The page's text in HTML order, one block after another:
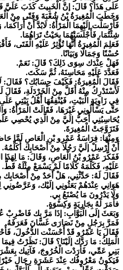
عَلَى هَذَا؟ قَالَ: إنَّ الْخَبِيثَ كَذَبَ عَلَيَّ
وَخَطَبَ الْمُغِيرَةُ بْنُ شُعْبَةَ وَفَتًى مِنْ
فَأَرْسَلْت إلَيْهِمَا الْمَرْأَةُ: لَابُدَّ أَنْ
شِئْتُمَا، فَأَجْلَسَتْهُمَا بِحَيْثُ تَرَاهُمَا.
فَعَلِمَ الْمُغِيرَةُ أَنَّهَا تُؤْثِرُ عَلَيْهِ الْفَتَى،
حُسْنًا وَجَمَالًا وَبَيَانًا.
فَهَلْ عِنْدَك سِوَى ذَلِكَ؟ قَالَ: نَعَمْ.
فَعَدَّدَ عَلَيْهِ مَحَاسِنَهُ، ثُمَّ سَكَتَ.
فَقَالَ الْمُغِيرَةُ: فَكَيْفَ حِسَابُك؟
لَأَسْتَدْرِكُ مِنْهُ أَقَلَّ مِنْ الْخَرْدَلَةِ، فَقَالَ
فِي زَاوِيَةِ الْبَيْتِ، فَيُنْفِقُهَا أَهْلُ بَيْتِي
حَتَّى يَسْأَلُونِي غَيْرَهَا، فَقَالَتْ الْمَرْأَةُ:
يُحَاسِبُنِي أَحَبُّ إلَيَّ مِنْ الَّذِي يُحْصِي
فَتَزَوَّجَتْ الْمُغِيرَةَ.
وَمِنْهَا: فِرَاسَةُ عَمْرِو بْنِ الْعَاصِ لَمَّا
أَنْ أَرْسِلْ إلَيَّ رَجُلًا مِنْ أَصْحَابِك أُكَلِّمُهُ.
فَفَكَّرَ عَمْرُو بْنُ الْعَاصِ، وَقَالَ: مَا
عَلَيْهِ، فَكَلَّمَهُ كَلَامًا لَمْ يَسْمَعْ مِثْلَهُ قَطُّ.
فَقَالَ لَهُ: حَدِّثْنِي، هَلْ أَحَدٌ مِنْ أَصْحَابِك
هَوَانِي عِنْدَهُمْ بَعَثُونِي إلَيْك،
وَلَا يَدْرُونَ مَا يُصْنَعُ بِي.
فأَمَرَ لَهُ بِجَارِيَةٍ وَكِسْوَةٍ.
وَبَعَثَ إلَى الْبَوَّابِ: إذَا مَرَّ بِك فَاضْرِبْ
فَمَرَّ بِرَجُلٍ مِنْ نَصَارَى غَسَّانَ فَعَرَفَهُ.
فَقَالَ يَا عَمْرُو قَدْ أَحْسَنْت الدُّخُولَ،
الْمَلِكُ: مَا رَدَّك إلَيْنَا؟ قَالَ: نَظَرْتُ
بَنِي عَمِّي، فَأَرَدْت الْخُرُوجَ، فَآتِيك
فَيَكُونُ مَعْرُوفُك عِنْدَ عَشَرَةِ رِجَالٍ